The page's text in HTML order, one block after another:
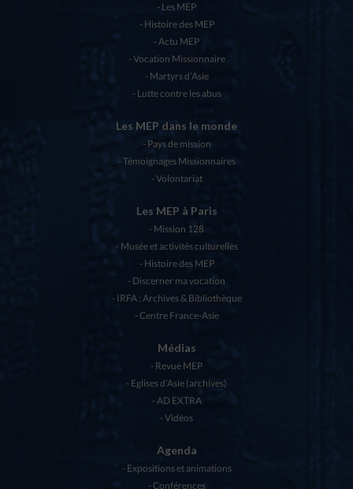
Les MEP
Histoire des MEP
Actu MEP
Vocation Missionnaire
Martyrs d’Asie
Lutte contre les abus
Les MEP dans le monde
Pays de mission
Témoignages Missionnaires
Volontariat
Les MEP à Paris
Mission 128
Musée et activités culturelles
Histoire des MEP
Discerner ma vocation
IRFA : Archives & Bibliothèque
Centre France-Asie
Médias
Revue MEP
Eglises d’Asie (archives)
AD EXTRA
Vidéos
Agenda
Expositions et animations
Conférences